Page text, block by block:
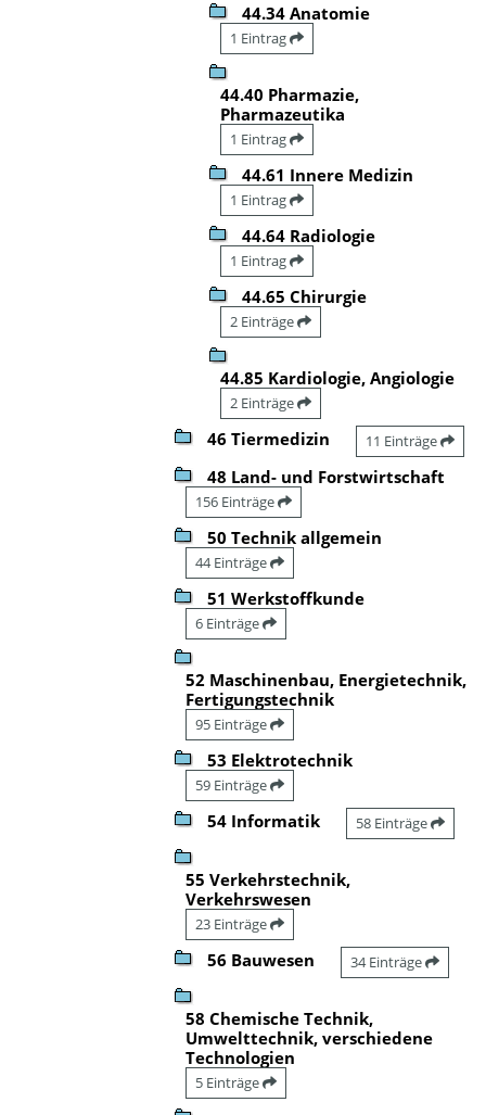
44.34 Anatomie
1 Eintrag
44.40 Pharmazie,
Pharmazeutika
1 Eintrag
44.61 Innere Medizin
1 Eintrag
44.64 Radiologie
1 Eintrag
44.65 Chirurgie
2 Einträge
44.85 Kardiologie, Angiologie
2 Einträge
46 Tiermedizin 11 Einträge
48 Land- und Forstwirtschaft
156 Einträge
50 Technik allgemein
44 Einträge
51 Werkstoffkunde
6 Einträge
52 Maschinenbau, Energietechnik,
Fertigungstechnik
95 Einträge
53 Elektrotechnik
59 Einträge
54 Informatik 58 Einträge
55 Verkehrstechnik,
Verkehrswesen
23 Einträge
56 Bauwesen 34 Einträge
58 Chemische Technik,
Umwelttechnik, verschiedene
Technologien
5 Einträge